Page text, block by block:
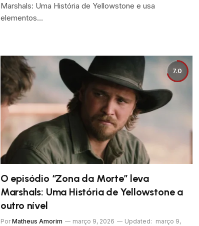
Marshals: Uma História de Yellowstone e usa
elementos…
7.0
O episódio “Zona da Morte” leva
Marshals: Uma História de Yellowstone a
outro nível
Por Matheus Amorim março 9, 2026 Updated: março 9,